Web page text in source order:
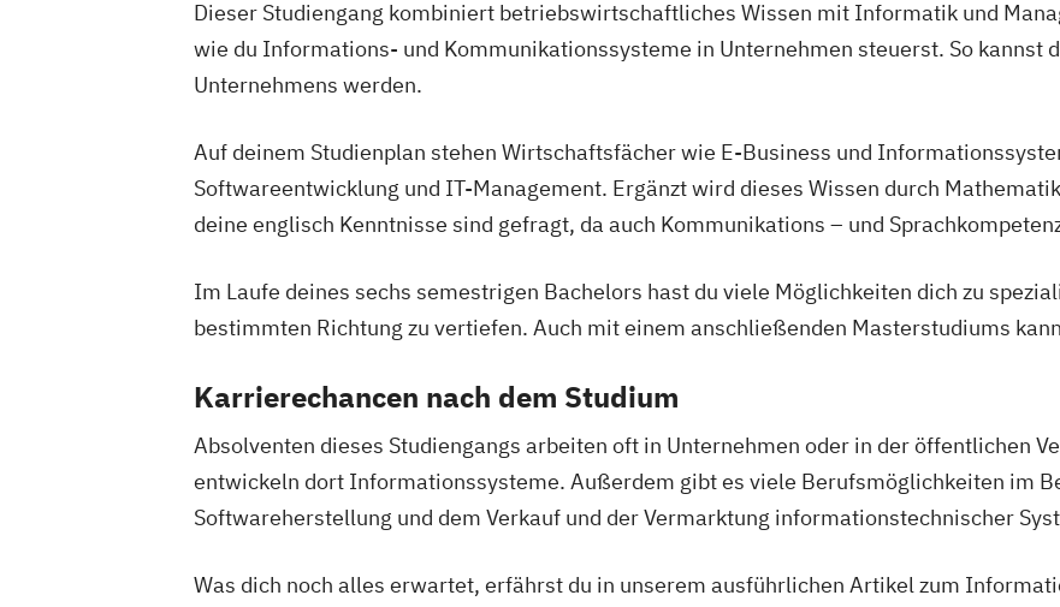
Dieser Studiengang kombiniert betriebswirtschaftliches Wissen mit Informatik und
wie du Informations- und Kommunikationssysteme in Unternehmen steuerst. So kannst
Unternehmens werden.
Auf deinem Studienplan stehen Wirtschaftsfächer wie E-Business und
Softwareentwicklung und IT-Management. Ergänzt wird dieses Wissen durch
deine englisch Kenntnisse sind gefragt, da auch Kommunikations – und
Im Laufe deines sechs semestrigen Bachelors hast du viele Möglichkeiten dich zu
bestimmten Richtung zu vertiefen. Auch mit einem anschließenden Masterstudiums
Karrierechancen nach dem Studium
Absolventen dieses Studiengangs arbeiten oft in Unternehmen oder in der öffentlichen
entwickeln dort Informationssysteme. Außerdem gibt es viele Berufsmöglichkeiten im
Softwareherstellung und dem Verkauf und der Vermarktung informationstechnischer
Was dich noch alles erwartet, erfährst du in unserem ausführlichen Artikel zum